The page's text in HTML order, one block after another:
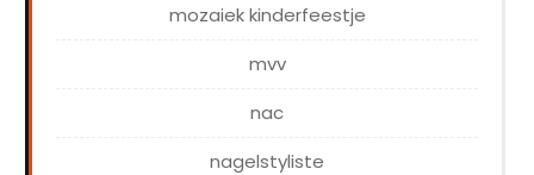
mozaiek kinderfeestje
mvv
nac
nagelstyliste